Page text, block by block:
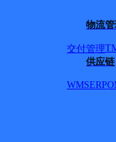
物流
交付管理
供应链
WMSERP
大厦,鹭
A:阿
,巴黎春
专学院,